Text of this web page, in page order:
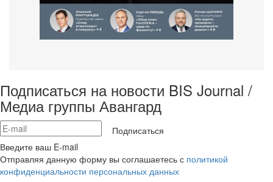
Подписаться на новости BIS Journal /
Медиа группы Авангард
Подписаться
Введите ваш E-mail
Отправляя данную форму вы соглашаетесь с политикой
конфиденциальности персональных данных